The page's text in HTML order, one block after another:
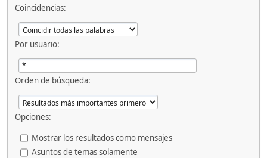
Coincidencias:
Por usuario:
Orden de búsqueda:
Opciones:
Mostrar los resultados como mensajes
Asuntos de temas solamente